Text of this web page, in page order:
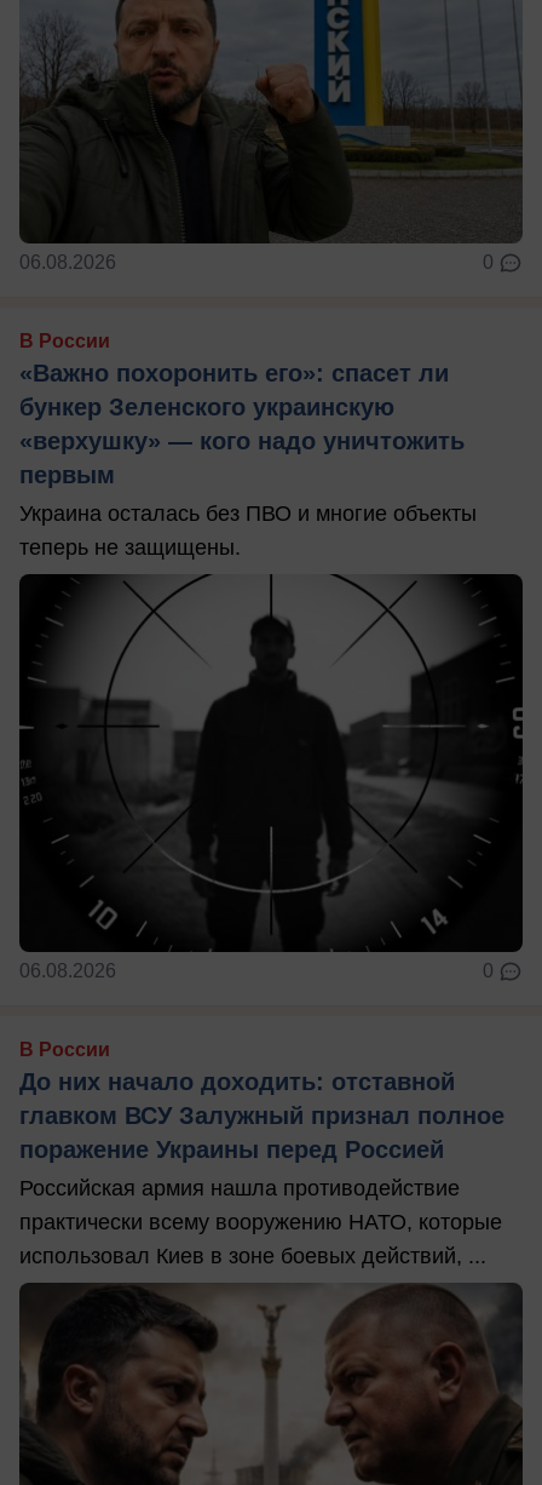
06.08.2026 0
В России
«Важно похоронить его»: спасет ли
бункер Зеленского украинскую
«верхушку» — кого надо уничтожить
первым
Украина осталась без ПВО и многие объекты
теперь не защищены.
06.08.2026 0
В России
До них начало доходить: отставной
главком ВСУ Залужный признал полное
поражение Украины перед Россией
Российская армия нашла противодействие
практически всему вооружению НАТО, которые
использовал Киев в зоне боевых действий, ...